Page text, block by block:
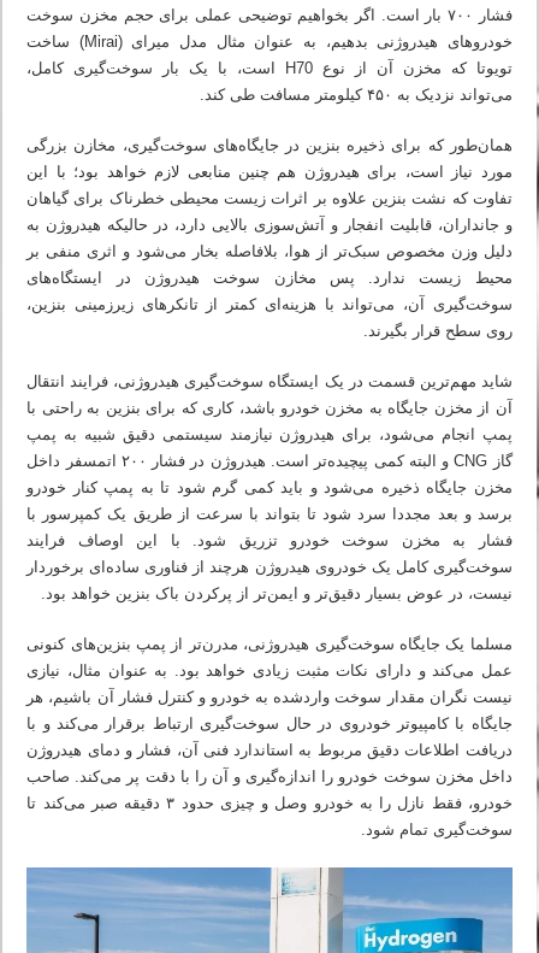
فشار ۷۰۰ بار است. اگر بخواهیم توضیحی عملی برای حجم مخزن سوخت
خودروهای هیدروژنی بدهیم، به عنوان مثال مدل میرای (Mirai) ساخت
تویوتا که مخزن آن از نوع H70 است، با یک بار سوخت‌گیری کامل،
می‌تواند نزدیک به ۴۵۰ کیلومتر مسافت طی کند.
همان‌طور که برای ذخیره بنزین در جایگاه‌های سوخت‌گیری، مخازن بزرگی
مورد نیاز است، برای هیدروژن هم چنین منابعی لازم خواهد بود؛ با این
تفاوت که نشت بنزین علاوه بر اثرات زیست محیطی خطرناک برای گیاهان
و جانداران، قابلیت انفجار و آتش‌سوزی بالایی دارد، در حالیکه هیدروژن به
دلیل وزن مخصوص سبک‌تر از هوا، بلافاصله بخار می‌شود و اثری منفی بر
محیط زیست ندارد. پس مخازن سوخت هیدروژن در ایستگاه‌های
سوخت‌گیری آن، می‌تواند با هزینه‌ای کمتر از تانکرهای زیرزمینی بنزین،
روی سطح قرار بگیرند.
شاید مهم‌ترین قسمت در یک ایستگاه سوخت‌گیری هیدروژنی، فرایند انتقال
آن از مخزن جایگاه به مخزن خودرو باشد، کاری که برای بنزین به راحتی با
پمپ‌ انجام می‌شود، برای هیدروژن نیازمند سیستمی دقیق شبیه به پمپ
گاز CNG و البته کمی پیچیده‌تر است. هیدروژن در فشار ۲۰۰ اتمسفر داخل
مخزن جایگاه ذخیره می‌شود و باید کمی گرم شود تا به پمپ کنار خودرو
برسد و بعد مجددا سرد شود تا بتواند با سرعت از طریق یک کمپرسور با
فشار به مخزن سوخت خودرو تزریق شود. با این اوصاف فرایند
سوخت‌گیری کامل یک خودروی هیدروژن هرچند از فناوری ساده‌ای برخوردار
نیست، در عوض بسیار دقیق‌تر و ایمن‌تر از پرکردن باک بنزین خواهد بود.
مسلما یک جایگاه سوخت‌گیری هیدروژنی، مدرن‌تر از پمپ‌ بنزین‌های کنونی
عمل می‌کند و دارای نکات مثبت زیادی خواهد بود. به عنوان مثال، نیازی
نیست نگران مقدار سوخت واردشده به خودرو و کنترل فشار آن باشیم، هر
جایگاه با کامپیوتر خودروی در حال سوخت‌گیری ارتباط برقرار می‌کند و با
دریافت اطلاعات دقیق مربوط به استاندارد فنی آن، فشار و دمای هیدروژن
داخل مخزن سوخت خودرو را اندازه‌گیری و آن را با دقت پر می‌کند. صاحب
خودرو، فقط نازل را به خودرو وصل و چیزی حدود ۳ دقیقه صبر می‌کند تا
سوخت‌گیری تمام شود.